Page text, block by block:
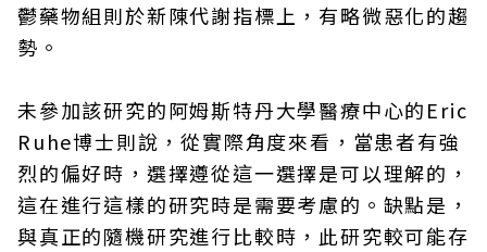
鬱藥物組則於新陳代謝指標上，有略微惡化的趨
勢。
未參加該研究的阿姆斯特丹大學醫療中心的Eric
Ruhe博士則說，從實際角度來看，當患者有強
烈的偏好時，選擇遵從這一選擇是可以理解的，
這在進行這樣的研究時是需要考慮的。缺點是，
與真正的隨機研究進行比較時，此研究較可能存